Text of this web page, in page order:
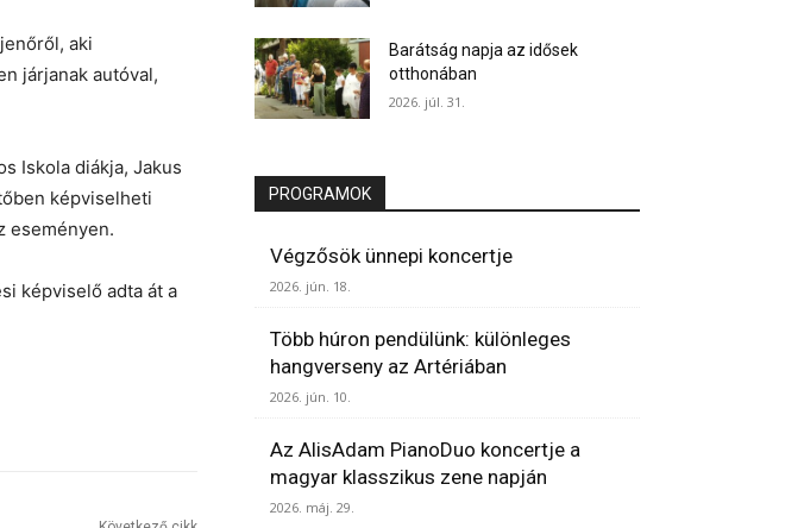
aki
járjanak autóval,
Iskola diákja, Jakus
képviselheti
eseményen.
képviselő adta át a
Barátság napja az idősek
otthonában
2026. júl. 31.
PROGRAMOK
Végzősök ünnepi koncertje
2026. jún. 18.
Több húron pendülünk: különleges
hangverseny az Artériában
2026. jún. 10.
Az AlisAdam PianoDuo koncertje a
magyar klasszikus zene napján
2026. máj. 29.